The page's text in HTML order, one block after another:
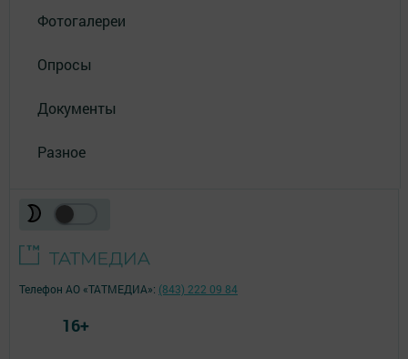
Фотогалереи
Опросы
Документы
Разное
Телефон АО «ТАТМЕДИА»: (843) 222 09 84
16+